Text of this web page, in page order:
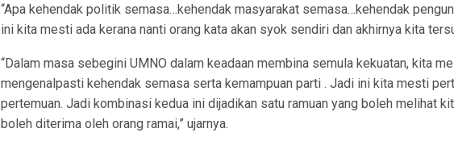
“Apa kehendak politik semasa…kehendak masyarakat semasa…kehendak
ini kita mesti ada kerana nanti orang kata akan syok sendiri dan akhirnya kita
“Dalam masa sebegini UMNO dalam keadaan membina semula kekuatan, kita
mengenalpasti kehendak semasa serta kemampuan parti . Jadi ini kita mesti
pertemuan. Jadi kombinasi kedua ini dijadikan satu ramuan yang boleh melihat
boleh diterima oleh orang ramai,” ujarnya.